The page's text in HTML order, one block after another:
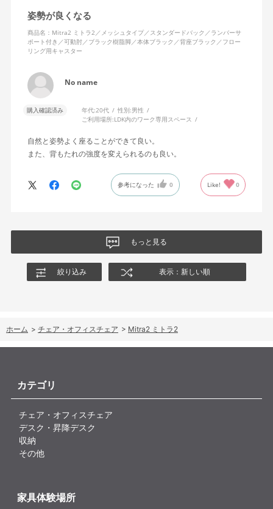
姿勢が良くなる
商品名：Mitra2 ミトラ2／メッシュタイプ／スタンダードバック／ランバーサ
ポート付き／可動肘／ブラック樹脂脚／本体ブラック／背座ブラック／フロー
リング用キャスター
No name
購入確認済み 年代:20代 性別:男性
ご利用場所:LDK内のワーク専用スペース
自然と姿勢よく座ることができて良い。
また、背もたれの強度を変えられるのも良い。
参考になった 0 Like! 0
もっと見る
絞り込み 表示：新しい順
ホーム > チェア・オフィスチェア > Mitra2 ミトラ2
カテゴリ
チェア・オフィスチェア
デスク・昇降デスク
収納
その他
家具体験場所